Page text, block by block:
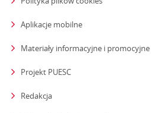
Aplikacje mobilne
Materiały informacyjne i promocyjne
Projekt PUESC
Redakcja